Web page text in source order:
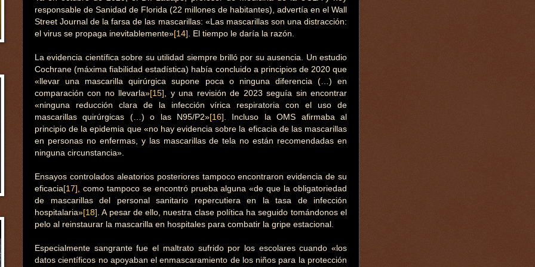
responsable de Sanidad de Florida (22 millones de habitantes), advertía en el Wall
Street Journal de la farsa de las mascarillas: «Las mascarillas son una distracción:
el virus se propaga inevitablemente»[14] . El tiempo le daría la razón.
La evidencia científica sobre su utilidad siempre brilló por su ausencia. Un estudio
Cochrane (máxima fiabilidad estadística) había concluido a principios de 2020 que
«llevar una mascarilla quirúrgica supone poca o ninguna diferencia (…) en
comparación con no llevarla»[15] , y una revisión de 2023 seguía sin encontrar
«ninguna reducción clara de la infección vírica respiratoria con el uso de
mascarillas quirúrgicas (…) o las N95/P2»[16] . Incluso la OMS afirmaba al
principio de la epidemia que «no hay evidencia sobre la eficacia de las mascarillas
en personas no enfermas, y las mascarillas de tela no están recomendadas en
ninguna circunstancia».
Ensayos controlados aleatorios posteriores tampoco encontraron evidencia de su
eficacia[17] , como tampoco se encontró prueba alguna «de que la obligatoriedad
de mascarillas del personal sanitario repercutiera en la tasa de infección
hospitalaria»[18] . A pesar de ello, nuestra clase política ha seguido tomándonos el
pelo al reinstaurar la mascarilla en hospitales para combatir la gripe estacional.
Especialmente sangrante fue el maltrato sufrido por los escolares cuando «los
datos científicos no apoyaban el enmascaramiento de los niños para la protección